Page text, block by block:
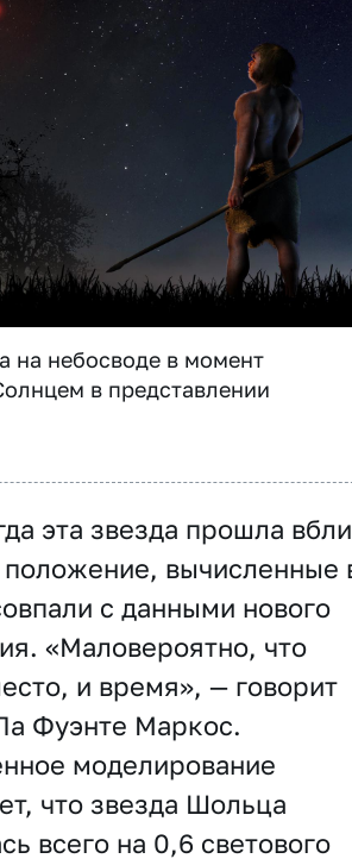
на небосводе в момент
в представлении
эта звезда прошла
положение, вычисленные
с данными нового
«Маловероятно, что
и время», — говорит
Фуэнте Маркос.
моделирование
что звезда Шольца
всего на 0,6 светового